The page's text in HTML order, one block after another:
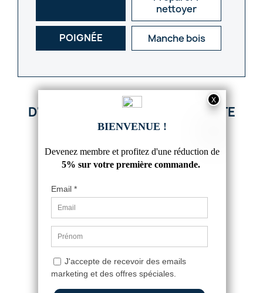
nettoyer
POIGNÉE Manche bois
D'AUTRES PRODUITS DANS CETTE
CATÉGORIE :
BROSSE COUPE SUR TIGE Ø 75 MM